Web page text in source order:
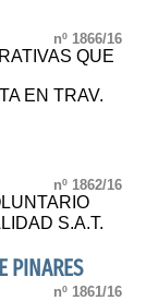
nº 1866/16
QUE
EN TRAV.
nº 1862/16
S.A.T.
PINARES
nº 1861/16